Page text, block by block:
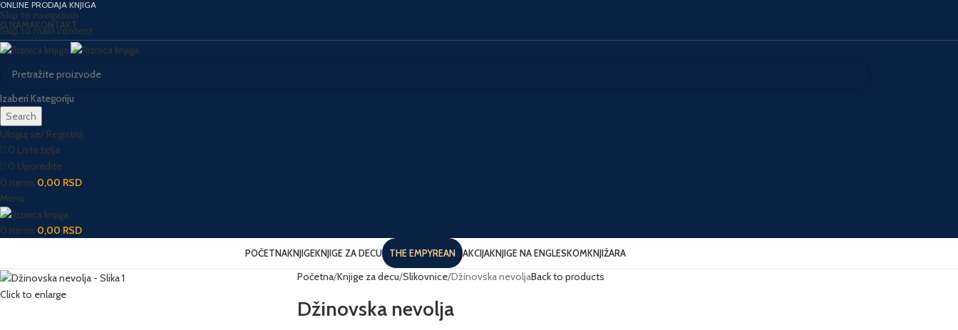
Skip to navigation
Skip to main content
ONLINE PRODAJA KNJIGA
O NAMAKONTAKT
Izaberi Kategoriju
Search
Uloguj se/ Registruj
0 Lista želja
0 Uporedite
0 items 0,00 RSD
Menu
0 items 0,00 RSD
POČETNAKNJIGEKNJIGE ZA DECU THE EMPYREAN AKCIJAKNJIGE NA ENGLESKOMKNJIŽARA
Click to enlarge
Početna Knjige za decu Slikovnice Džinovska nevoljaBack to products
Džinovska nevolja